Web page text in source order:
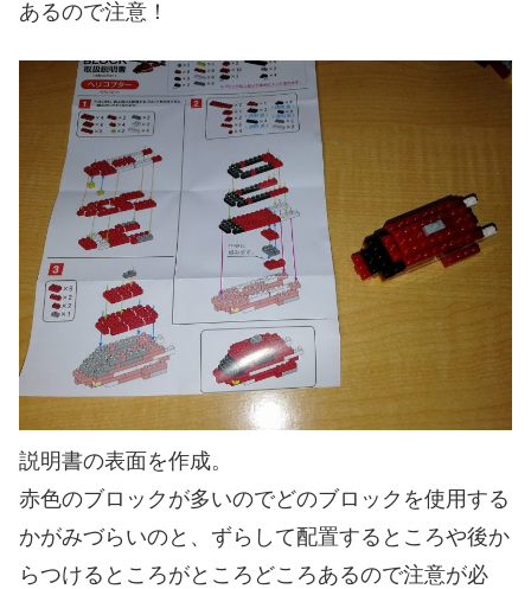
あるので注意！
説明書の表面を作成。
赤色のブロックが多いのでどのブロックを使用する
かがみづらいのと、ずらして配置するところや後か
らつけるところがところどころあるので注意が必